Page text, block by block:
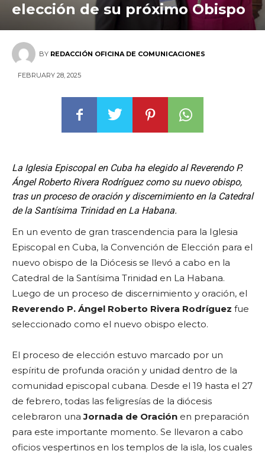
elección de su próximo Obispo
BY REDACCIÓN OFICINA DE COMUNICACIONES
FEBRUARY 28, 2025
La Iglesia Episcopal en Cuba ha elegido al Reverendo P.
Ángel Roberto Rivera Rodríguez como su nuevo obispo,
tras un proceso de oración y discernimiento en la Catedral
de la Santísima Trinidad en La Habana.
En un evento de gran trascendencia para la Iglesia
Episcopal en Cuba, la Convención de Elección para el
nuevo obispo de la Diócesis se llevó a cabo en la
Catedral de la Santísima Trinidad en La Habana.
Luego de un proceso de discernimiento y oración, el
Reverendo P. Ángel Roberto Rivera Rodríguez fue
seleccionado como el nuevo obispo electo.
El proceso de elección estuvo marcado por un
espíritu de profunda oración y unidad dentro de la
comunidad episcopal cubana. Desde el 19 hasta el 27
de febrero, todas las feligresías de la diócesis
celebraron unaJornada de Oración en preparación
para este importante momento. Se llevaron a cabo
oficios vespertinos en los templos de la isla, los cuales